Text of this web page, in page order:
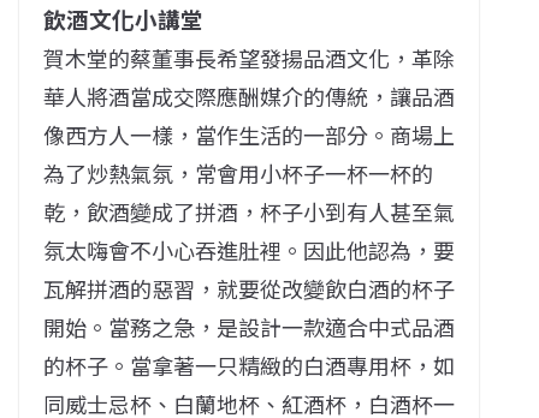
飲酒文化小講堂
賀木堂的蔡董事長希望發揚品酒文化，革除
華人將酒當成交際應酬媒介的傳統，讓品酒
像西方人一樣，當作生活的一部分。商場上
為了炒熱氣氛，常會用小杯子一杯一杯的
乾，飲酒變成了拼酒，杯子小到有人甚至氣
氛太嗨會不小心吞進肚裡。因此他認為，要
瓦解拼酒的惡習，就要從改變飲白酒的杯子
開始。當務之急，是設計一款適合中式品酒
的杯子。當拿著一只精緻的白酒專用杯，如
同威士忌杯、白蘭地杯、紅酒杯，白酒杯一